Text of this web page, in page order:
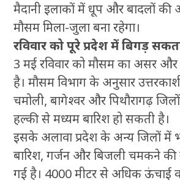
मैदानी इलाकों में धूप और बादलों की
मौसम मिला-जुला बना रहेगा।
रविवार को पूरे प्रदेश में बिगड़
3 मई रविवार को मौसम का असर
है। मौसम विभाग के अनुसार
चमोली, बागेश्वर और पिथौरागढ़
हल्की से मध्यम बारिश हो सकती है।
इसके अलावा प्रदेश के अन्य जिलों में
बारिश, गर्जन और बिजली चमकने की
गई है। 4000 मीटर से अधिक ऊंचाई